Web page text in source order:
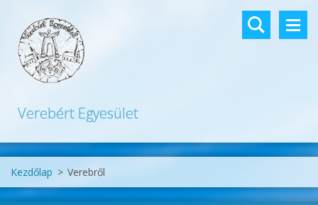
Verebért Egyesület
Kezdőlap > Verebről